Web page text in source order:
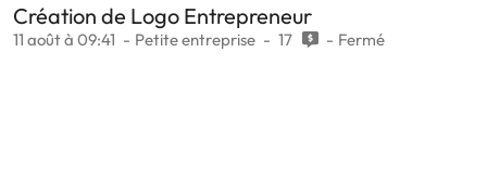
Création de Logo Entrepreneur
11 août à 09:41 Petite entreprise 17 Fermé